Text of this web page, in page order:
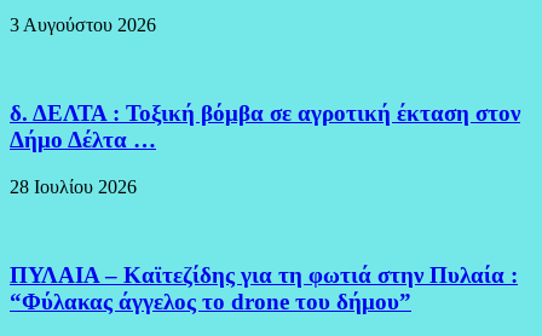
3 Αυγούστου 2026
δ. ΔΕΛΤΑ : Τοξική βόμβα σε αγροτική έκταση στον
Δήμο Δέλτα …
28 Ιουλίου 2026
ΠΥΛΑΙΑ – Καϊτεζίδης για τη φωτιά στην Πυλαία :
“Φύλακας άγγελος το drone του δήμου”